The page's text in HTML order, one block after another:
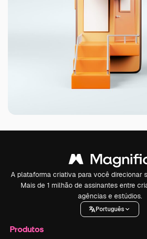
A plataforma criativa para você direcionar
Mais de 1 milhão de assinantes entre
agências e estúdios.
Português
Produtos